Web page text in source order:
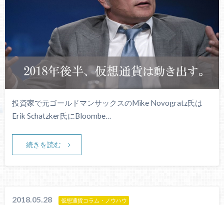
投資家で元ゴールドマンサックスのMike Novogratz氏は
Erik Schatzker氏にBloombe…
続きを読む
2018.05.28 仮想通貨コラム・ノウハウ